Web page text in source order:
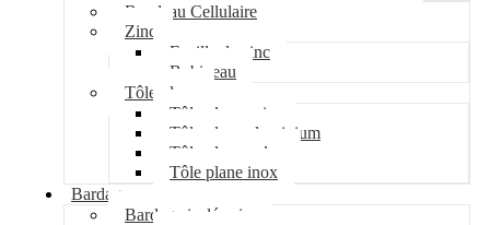
Bandeau Cellulaire
Zinc
Feuille de zinc
Bobineau
Tôle plane
Tôle plane acier
Tôle plane aluminium
Tôle plane galva
Tôle plane inox
Bardage
Bardage isolé acier